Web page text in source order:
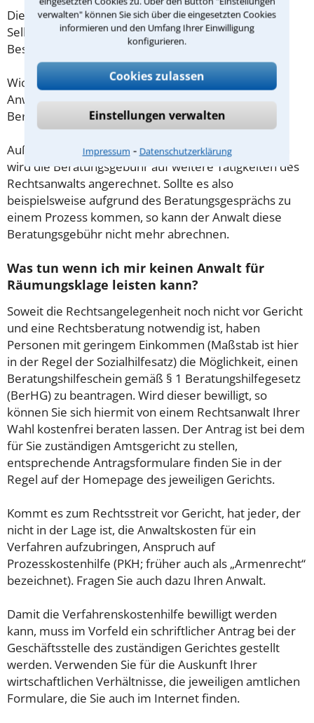
verwalten" können Sie sich über die eingesetzten Cookies
informieren und den Umfang Ihrer Einwilligung
konfigurieren.
Cookies zulassen
Einstellungen verwalten
Impressum ⁃ Datenschutzerklärung
Diese Regelung gilt jedoch nur für Verbraucher. Für
Selbstständige oder Freiberufler gilt diese
Beschränkung nicht.
Wichtig daher: Klären Sie die Kostenfrage mit Ihrem
Anwalt aus Leverkusen schon zu Beginn der ersten
Beratung.
Außerdem gut zu wissen: Gemäß § 34 Absatz 2 RVG
wird die Beratungsgebühr auf weitere Tätigkeiten des
Rechtsanwalts angerechnet. Sollte es also
beispielsweise aufgrund des Beratungsgesprächs zu
einem Prozess kommen, so kann der Anwalt diese
Beratungsgebühr nicht mehr abrechnen.
Was tun wenn ich mir keinen Anwalt für
Räumungsklage leisten kann?
Soweit die Rechtsangelegenheit noch nicht vor Gericht
und eine Rechtsberatung notwendig ist, haben
Personen mit geringem Einkommen (Maßstab ist hier
in der Regel der Sozialhilfesatz) die Möglichkeit, einen
Beratungshilfeschein gemäß § 1 Beratungshilfegesetz
(BerHG) zu beantragen. Wird dieser bewilligt, so
können Sie sich hiermit von einem Rechtsanwalt Ihrer
Wahl kostenfrei beraten lassen. Der Antrag ist bei dem
für Sie zuständigen Amtsgericht zu stellen,
entsprechende Antragsformulare finden Sie in der
Regel auf der Homepage des jeweiligen Gerichts.
Kommt es zum Rechtsstreit vor Gericht, hat jeder, der
nicht in der Lage ist, die Anwaltskosten für ein
Verfahren aufzubringen, Anspruch auf
Prozesskostenhilfe (PKH; früher auch als „Armenrecht“
bezeichnet). Fragen Sie auch dazu Ihren Anwalt.
Damit die Verfahrenskostenhilfe bewilligt werden
kann, muss im Vorfeld ein schriftlicher Antrag bei der
Geschäftsstelle des zuständigen Gerichtes gestellt
werden. Verwenden Sie für die Auskunft Ihrer
wirtschaftlichen Verhältnisse, die jeweiligen amtlichen
Formulare, die Sie auch im Internet finden.